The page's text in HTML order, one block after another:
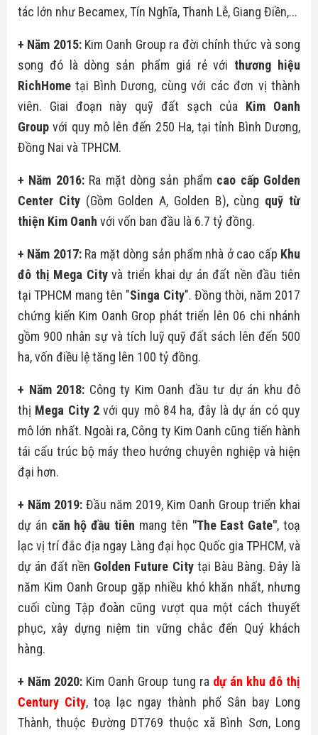
tác lớn như Becamex, Tín Nghĩa, Thanh Lễ, Giang Điền,...
+ Năm 2015:Kim Oanh Group ra đời chính thức và song
song đó là dòng sản phẩm giá rẻ với thương hiệu
RichHome tại Bình Dương, cùng với các đơn vị thành
viên. Giai đoạn này quỹ đất sạch của Kim Oanh
Group với quy mô lên đến 250 Ha, tại tỉnh Bình Dương,
Đồng Nai và TPHCM.
+ Năm 2016: Ra mặt dòng sản phẩm cao cấp Golden
Center City(Gồm Golden A, Golden B), cùng quỹ từ
thiện Kim Oanh với vốn ban đầu là 6.7 tỷ đồng.
+ Năm 2017:Ra mặt dòng sản phẩm nhà ở cao cấp Khu
đô thị Mega Cityvà triển khai dự án đất nền đầu tiên
tại TPHCM mang tên "Singa City". Đồng thời, năm 2017
chứng kiến Kim Oanh Grop phát triển lên 06 chi nhánh
gồm 900 nhân sự và tích luỹ quỹ đất sách lên đến 500
ha, vốn điều lệ tăng lên 100 tỷ đồng.
+ Năm 2018: Công ty Kim Oanh đầu tư dự án khu đô
thị Mega City 2 với quy mô 84 ha, đây là dự án có quy
mô lớn nhất. Ngoài ra, Công ty Kim Oanh cũng tiến hành
tái cấu trúc bộ máy theo hướng chuyên nghiệp và hiện
đại hơn.
+ Năm 2019: Đầu năm 2019, Kim Oanh Group triển khai
dự án căn hộ đầu tiên mang tên "The East Gate", toạ
lạc vị trí đắc địa ngay Làng đại học Quốc gia TPHCM, và
dự án đất nền Golden Future City tại Bàu Bàng. Đây là
năm Kim Oanh Group gặp nhiều khó khăn nhất, nhưng
cuối cùng Tập đoàn cũng vượt qua một cách thuyết
phục, xây dựng niệm tin vững chắc đến Quý khách
hàng.
+ Năm 2020: Kim Oanh Group tung ra dự án khu đô thị
Century City, toạ lạc ngay thành phố Sân bay Long
Thành, thuộc Đường DT769 thuộc xã Bình Sơn, Long